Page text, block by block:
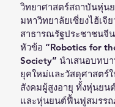
วิทยาศาสตร์สถาบันหุ่น
มหาวิทยาลัยเซี่ยงไฮ้เจี
สาธารณรัฐประชาชนจี
หัวข้อ “Robotics for
Society” นำเสนอบทบ
ยุคใหม่และวัสดุศาสตร์ใ
สังคมผู้สูงอายุ ทั้งหุ่นยน
และหุ่นยนต์ฟื้นฟูสมรรถ